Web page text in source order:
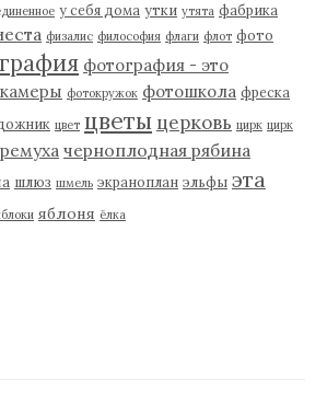
у себя дома утки утята фабрика
физалис философия флаги флот фото
фотография - это
фотокружок фотошкола фреска
цвет цветы церковь цирк цирк
черноплодная рябина
шлюз шмель экраноплан эльфы эта
яблоня ёлка